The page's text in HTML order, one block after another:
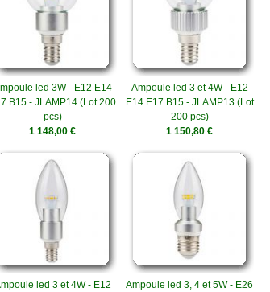
led 3W - E12 E14
B15 - JLAMP14 (Lot 200
pcs)
1 148,00 €
Ampoule led 3 et 4W - E12
E14 E17 B15 - JLAMP13 (Lot
200 pcs)
1 150,80 €
led 3 et 4W - E12
Ampoule led 3, 4 et 5W - E26